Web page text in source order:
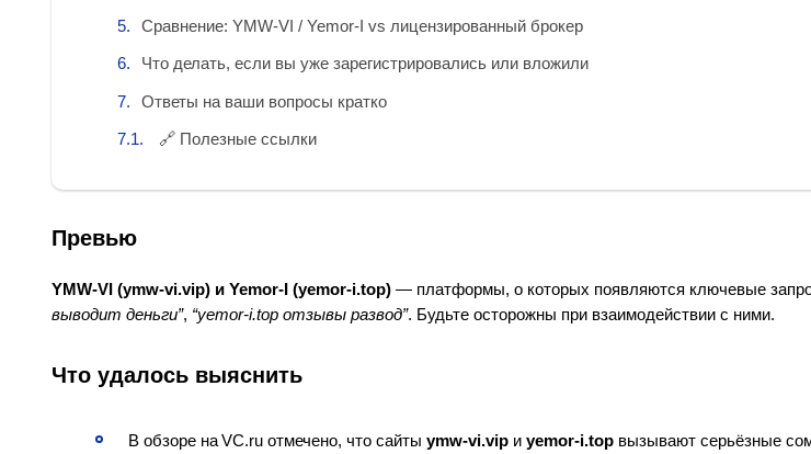
Сравнение: YMW‑VI / Yemor‑I vs лицензированный брокер
Что делать, если вы уже зарегистрировались или вложили
Ответы на ваши вопросы кратко
🔗 Полезные ссылки
Превью
YMW‑VI (ymw‑vi.vip) и Yemor‑I (yemor‑i.top) — платформы, о которых появляются ключевые
выводит деньги”, “yemor‑i.top отзывы развод”. Будьте осторожны при взаимодействии с ними.
Что удалось выяснить
В обзоре на VC.ru отмечено, что сайты ymw‑vi.vip и yemor‑i.top вызывают серьёзные